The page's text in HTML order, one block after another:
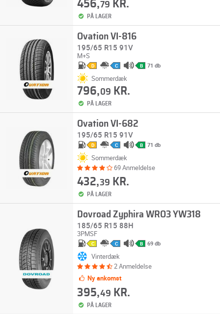
456,79 KR.
PÅ LAGER
Ovation VI-816
195/65 R15 91V
M+S
D C B 71 db
Sommerdæk
796,09 KR.
PÅ LAGER
Ovation VI-682
195/65 R15 91V
D C B 71 db
Sommerdæk
69 Anmeldelse
432,39 KR.
PÅ LAGER
Dovroad Zyphira WRO3 YW318
185/65 R15 88H
3PMSF
C C B 69 db
Vinterdæk
2 Anmeldelse
Ny ankomst
395,49 KR.
PÅ LAGER